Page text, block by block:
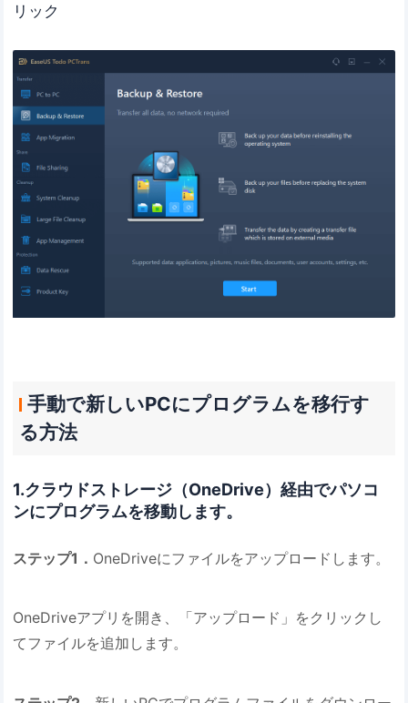
リック
手動で新しいPCにプログラムを移行す
る方法
1.クラウドストレージ（OneDrive）経由でパソコ
ンにプログラムを移動します。
ステップ1． OneDriveにファイルをアップロードします。
OneDriveアプリを開き、「アップロード」をクリックし
てファイルを追加します。